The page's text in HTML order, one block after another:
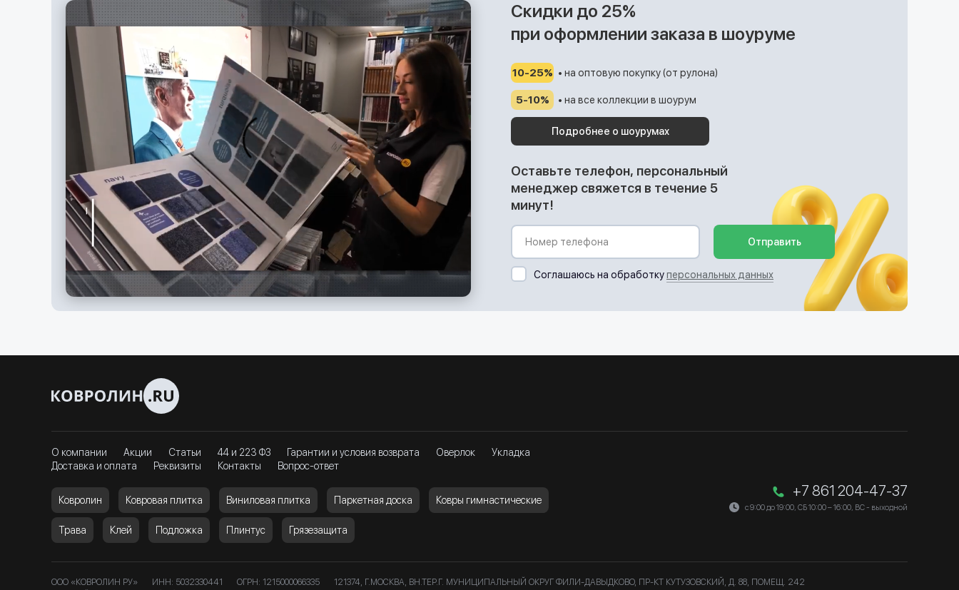
Скидки до 25%
при оформлении заказа в шоуруме
10-25% • на оптовую покупку (от рулона)
5-10% • на все коллекции в шоурум
Подробнее о шоурумах
Оставьте телефон, персональный
менеджер свяжется в течение 5
минут!
Отправить
Соглашаюсь на обработкуперсональных данных
О компании Акции Статьи 44 и 223 ФЗ Гарантии и условия возврата Оверлок
Укладка
Доставка и оплата
Реквизиты Контакты Вопрос-ответ
Ковролин Ковровая плитка Виниловая плитка Паркетная доска Ковры гимнастические
Трава Клей Подложка Плинтус Грязезащита
+7 861 204-47-37
с 9:00 до 19:00, СБ 10:00 – 16:00, ВС - выходной
ООО «КОВРОЛИН РУ» ИНН: 5032330441 ОГРН: 1215000066335
121374, Г.МОСКВА, ВН.ТЕР.Г. МУНИЦИПАЛЬНЫЙ ОКРУГ ФИЛИ-ДАВЫДКОВО, ПР-КТ КУТУЗОВСКИЙ, Д. 88, ПОМЕЩ. 242